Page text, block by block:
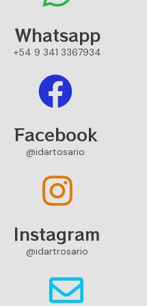
Whatsapp
+54 9 341 3367934
Facebook
@idartosario
Instagram
@idartrosario